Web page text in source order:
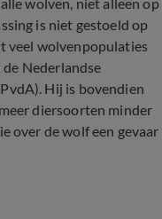
is niet gestoeld op
veel wolvenpopulaties
de Nederlandse
Hij is bovendien
diersoorten minder
over de wolf een gevaar